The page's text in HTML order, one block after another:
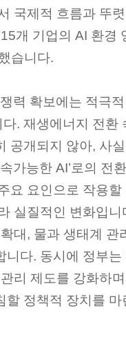
국제적 흐름과 뚜
개 기업의 AI 환경
습니다.
력 확보에는 적극
. 재생에너지 전환
공개되지 않아, 사
가능한 AI’로의 전
요 요인으로 작용
실질적인 변화입니
대, 물과 생태계 관
다. 동시에 정부는
리 제도를 강화하
할 정책적 장치를 마